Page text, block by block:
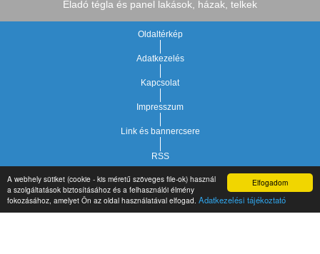
Elfogadom
A webhely sütiket (cookie - kis méretű szöveges file-ok) használ
a szolgáltatások biztosításához és a felhasználói élmény
fokozásához, amelyet Ön az oldal használatával elfogad. Adatkezelési tájékoztató
Eladó tégla és panel lakások, házak, telkek
Oldaltérkép
Adatkezelés
Kapcsolat
Impresszum
Link és bannercsere
RSS
Copyright © 2021.Vár-Köz Kft. - Ingatlan nyilvántartó, ügyviteli és
adminisztrációs szoftver